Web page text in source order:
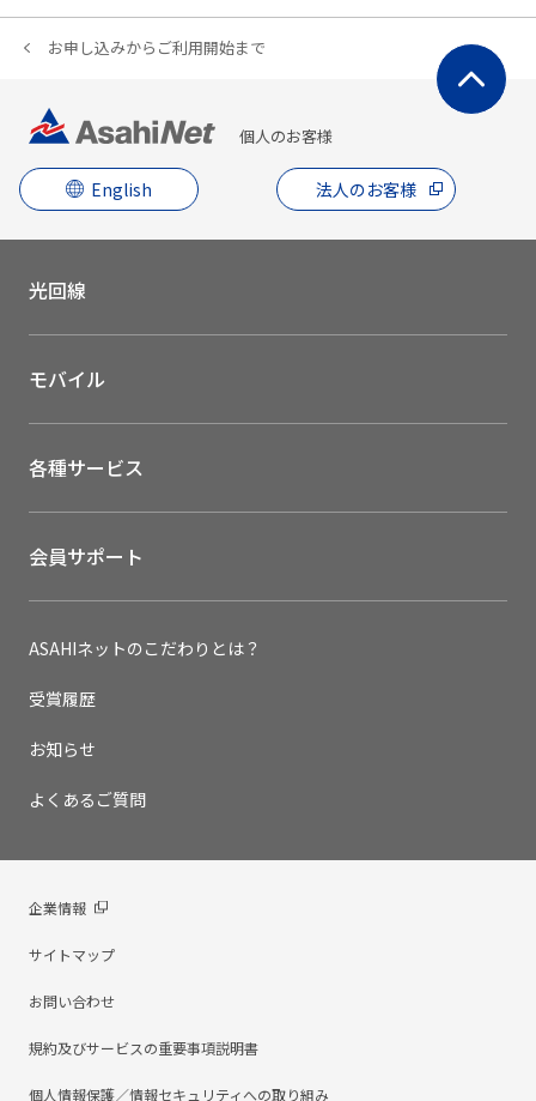
お申し込みからご利用開始まで
個人のお客様
English 法人のお客様
光回線
モバイル
各種サービス
会員サポート
ASAHIネットのこだわりとは？
受賞履歴
お知らせ
よくあるご質問
企業情報
サイトマップ
お問い合わせ
規約及びサービスの重要事項説明書
個人情報保護／情報セキュリティへの取り組み